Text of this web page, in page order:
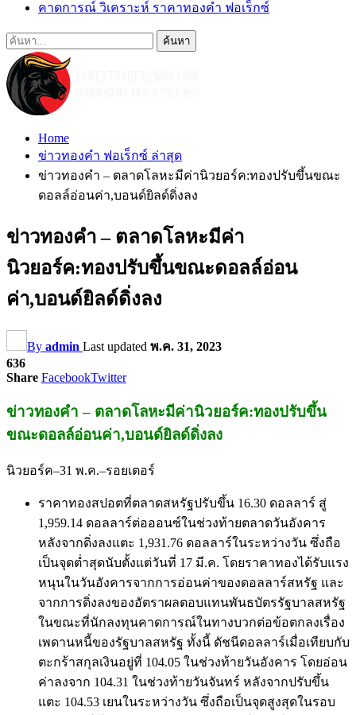
คาดการณ์ วิเคราะห์ ราคาทองคำ ฟอเร็กซ์
Home
ข่าวทองคำ ฟอเร็กซ์ ล่าสุด
ข่าวทองคำ – ตลาดโลหะมีค่านิวยอร์ค:ทองปรับขึ้นขณะ
ดอลล์อ่อนค่า,บอนด์ยิลด์ดิ่งลง
ข่าวทองคำ – ตลาดโลหะมีค่า
นิวยอร์ค:ทองปรับขึ้นขณะดอลล์อ่อน
ค่า,บอนด์ยิลด์ดิ่งลง
By admin Last updated พ.ค. 31, 2023
636
Share FacebookTwitter
ข่าวทองคำ – ตลาดโลหะมีค่านิวยอร์ค:ทองปรับขึ้น
ขณะดอลล์อ่อนค่า,บอนด์ยิลด์ดิ่งลง
นิวยอร์ค–31 พ.ค.–รอยเตอร์
ราคาทองสปอตที่ตลาดสหรัฐปรับขึ้น 16.30 ดอลลาร์ สู่
1,959.14 ดอลลาร์ต่อออนซ์ในช่วงท้ายตลาดวันอังคาร
หลังจากดิ่งลงแตะ 1,931.76 ดอลลาร์ในระหว่างวัน ซึ่งถือ
เป็นจุดต่ำสุดนับตั้งแต่วันที่ 17 มี.ค. โดยราคาทองได้รับแรง
หนุนในวันอังคารจากการอ่อนค่าของดอลลาร์สหรัฐ และ
จากการดิ่งลงของอัตราผลตอบแทนพันธบัตรรัฐบาลสหรัฐ
ในขณะที่นักลงทุนคาดการณ์ในทางบวกต่อข้อตกลงเรื่อง
เพดานหนี้ของรัฐบาลสหรัฐ ทั้งนี้ ดัชนีดอลลาร์เมื่อเทียบกับ
ตะกร้าสกุลเงินอยู่ที่ 104.05 ในช่วงท้ายวันอังคาร โดยอ่อน
ค่าลงจาก 104.31 ในช่วงท้ายวันจันทร์ หลังจากปรับขึ้น
แตะ 104.53 เยนในระหว่างวัน ซึ่งถือเป็นจุดสูงสุดในรอบ